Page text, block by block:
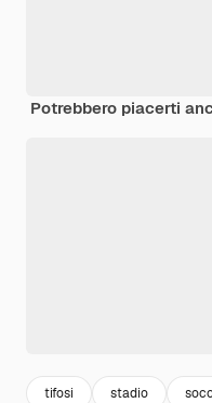
Potrebbero piacerti
tifosi stadio